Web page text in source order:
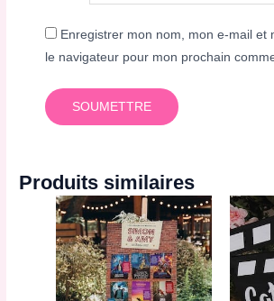
Enregistrer mon nom, mon e-mail et
le navigateur pour mon prochain
Produits similaires